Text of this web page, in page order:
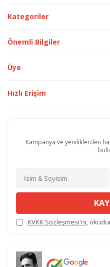
Kategoriler
Önemli Bilgiler
Üye
Hızlı Erişim
Kampanya ve yeniliklerden
KVKK Sözleşmesi'ni,